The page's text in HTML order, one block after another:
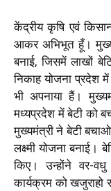
केंद्रीय कृषि एवं
आकर अभिभूत हूँ।
बनाई, जिसमें लाखों
निकाह योजना प्रदेश
भी अपनाया हैं।
मध्यप्रदेश में बेटी को
मुख्यमंत्री ने बेटी
लक्ष्मी योजना बनाई।
किए। उन्होंने वर-
कार्यक्रम को खजुराहो